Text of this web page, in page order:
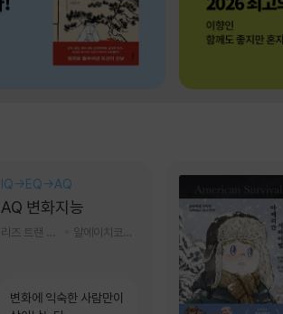
IQ→EQ→AQ
AQ 변화지능
변화에 익숙한 사람만이